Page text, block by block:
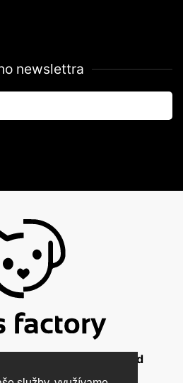
newslettra
- All Rights Reserved